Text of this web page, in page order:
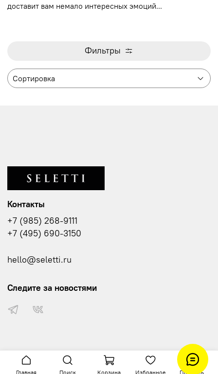
доставит вам немало интересных эмоций...
Фильтры
Контакты
+7 (985) 268-9111
+7 (495) 690-3150
hello@seletti.ru
Следите за новостями
Главная Поиск Корзина Избранное Профиль